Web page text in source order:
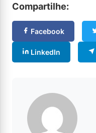
Compartilhe:
Facebook
LinkedIn